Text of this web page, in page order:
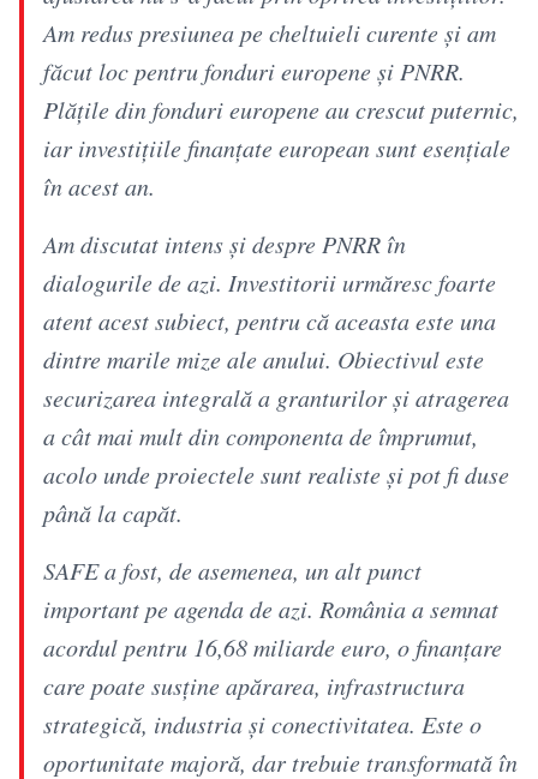
Am redus presiunea pe cheltuieli curente și am
făcut loc pentru fonduri europene și PNRR.
Plățile din fonduri europene au crescut puternic,
iar investițiile finanțate european sunt esențiale
în acest an.
Am discutat intens și despre PNRR în
dialogurile de azi. Investitorii urmăresc foarte
atent acest subiect, pentru că aceasta este una
dintre marile mize ale anului. Obiectivul este
securizarea integrală a granturilor și atragerea
a cât mai mult din componenta de împrumut,
acolo unde proiectele sunt realiste și pot fi duse
până la capăt.
SAFE a fost, de asemenea, un alt punct
important pe agenda de azi. România a semnat
acordul pentru 16,68 miliarde euro, o finanțare
care poate susține apărarea, infrastructura
strategică, industria și conectivitatea. Este o
oportunitate majoră, dar trebuie transformată în